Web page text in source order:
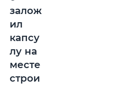
залож
ил
капсу
лу на
месте
строи